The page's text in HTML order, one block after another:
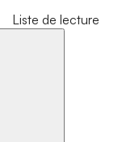
Liste de lecture